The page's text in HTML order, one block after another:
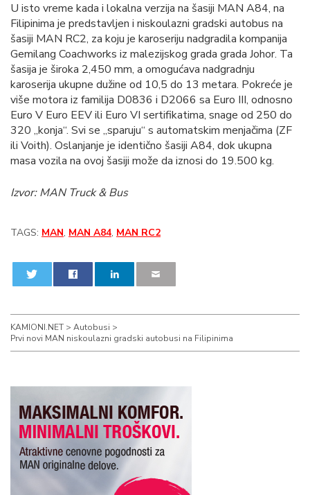
U isto vreme kada i lokalna verzija na šasiji MAN A84, na
Filipinima je predstavljen i niskoulazni gradski autobus na
šasiji MAN RC2, za koju je karoseriju nadgradila kompanija
Gemilang Coachworks iz malezijskog grada grada Johor. Ta
šasija je široka 2,450 mm, a omogućava nadgradnju
karoserija ukupne dužine od 10,5 do 13 metara. Pokreće je
više motora iz familija D0836 i D2066 sa Euro III, odnosno
Euro V Euro EEV ili Euro VI sertifikatima, snage od 250 do
320 „konja“. Svi se „sparuju“ s automatskim menjačima (ZF
ili Voith). Oslanjanje je identično šasiji A84, dok ukupna
masa vozila na ovoj šasiji može da iznosi do 19.500 kg.
Izvor: MAN Truck & Bus
TAGS: MAN, MAN A84, MAN RC2
KAMIONI.NET > Autobusi >
Prvi novi MAN niskoulazni gradski autobusi na Filipinima